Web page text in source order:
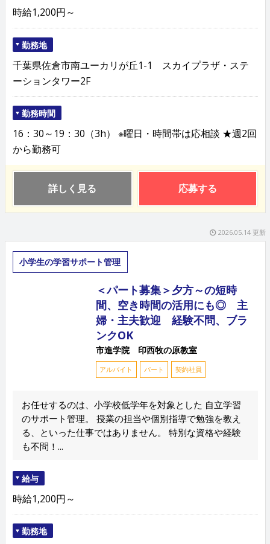
時給1,200円～
勤務地
千葉県佐倉市南ユーカリが丘1-1 スカイプラザ・ステ
ーションタワー2F
勤務時間
16：30～19：30（3h） ※曜日・時間帯は応相談 ★週2回
から勤務可
詳しく見る 応募する
2026.05.14 更新
小学生の学習サポート管理
＜パート募集＞夕方～の短時
間、空き時間の活用にも◎ 主
婦・主夫歓迎 経験不問、ブラ
ンクOK
市進学院 印西牧の原教室
アルバイト パート 契約社員
お任せするのは、小学校低学年を対象とした 自立学習
のサポート管理。 授業の担当や個別指導で勉強を教え
る、といった仕事ではありません。 特別な資格や経験
も不問！...
給与
時給1,200円～
勤務地